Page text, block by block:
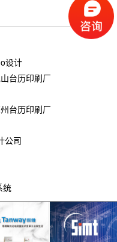
设计
台历印刷厂
台历印刷厂
公司
统